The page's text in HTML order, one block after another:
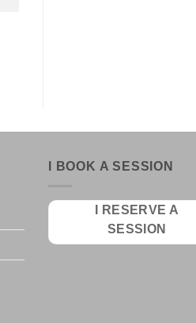
I BOOK A SESSION
I RESERVE A
SESSION